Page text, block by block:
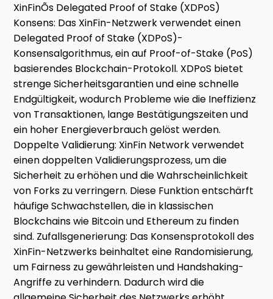
XinFinÕs Delegated Proof of Stake (XDPoS)
Konsens: Das XinFin-Netzwerk verwendet einen
Delegated Proof of Stake (XDPoS)-
Konsensalgorithmus, ein auf Proof-of-Stake (PoS)
basierendes Blockchain-Protokoll. XDPoS bietet
strenge Sicherheitsgarantien und eine schnelle
Endgültigkeit, wodurch Probleme wie die Ineffizienz
von Transaktionen, lange Bestätigungszeiten und
ein hoher Energieverbrauch gelöst werden.
Doppelte Validierung: XinFin Network verwendet
einen doppelten Validierungsprozess, um die
Sicherheit zu erhöhen und die Wahrscheinlichkeit
von Forks zu verringern. Diese Funktion entschärft
häufige Schwachstellen, die in klassischen
Blockchains wie Bitcoin und Ethereum zu finden
sind. Zufallsgenerierung: Das Konsensprotokoll des
XinFin-Netzwerks beinhaltet eine Randomisierung,
um Fairness zu gewährleisten und Handshaking-
Angriffe zu verhindern. Dadurch wird die